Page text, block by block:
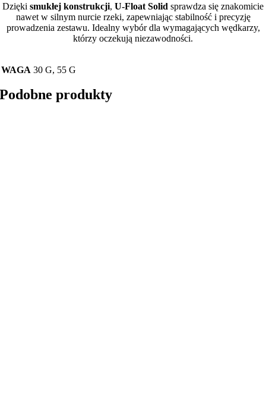
Dzięki smukłej konstrukcji, U-Float Solid sprawdza się znakomicie
nawet w silnym nurcie rzeki, zapewniając stabilność i precyzję
prowadzenia zestawu. Idealny wybór dla wymagających wędkarzy,
którzy oczekują niezawodności.
WAGA 30 G, 55 G
Podobne produkty